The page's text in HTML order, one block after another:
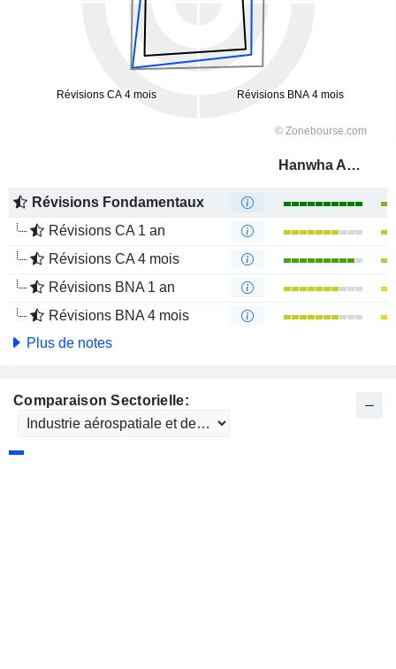
Hanwha Aerospace Co., Ltd.
Révisions Fondamentaux
Révisions CA 1 an
Révisions CA 4 mois
Révisions BNA 1 an
Révisions BNA 4 mois
Plus de notes
Comparaison Sectorielle: